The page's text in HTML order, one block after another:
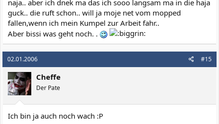
naja.. aber ich dnek ma das ich sooo langsam ma in die haja
guck.. die ruft schon.. will ja moje net vom mopped
fallen,wenn ich mein Kumpel zur Arbeit fahr..
Aber bissi was geht noch. .
02.01.2006 #15
Cheffe
Der Pate
Ich bin ja auch noch wach :P